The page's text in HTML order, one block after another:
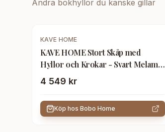
Andra bokhyllor du kanske gillar
KAVE HOME
KAVE HOME Stort Skåp med
Hyllor och Krokar - Svart Melamin
och Stål (120 x 182 cm)
4 549 kr
Köp hos Bobo Home